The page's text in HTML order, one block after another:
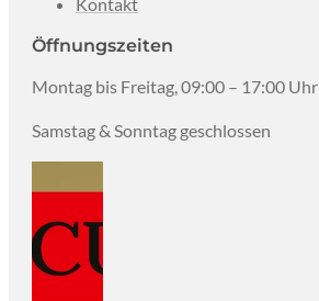
Öffnungszeiten
Montag bis Freitag, 09:00 – 17:00 Uhr
Samstag & Sonntag geschlossen